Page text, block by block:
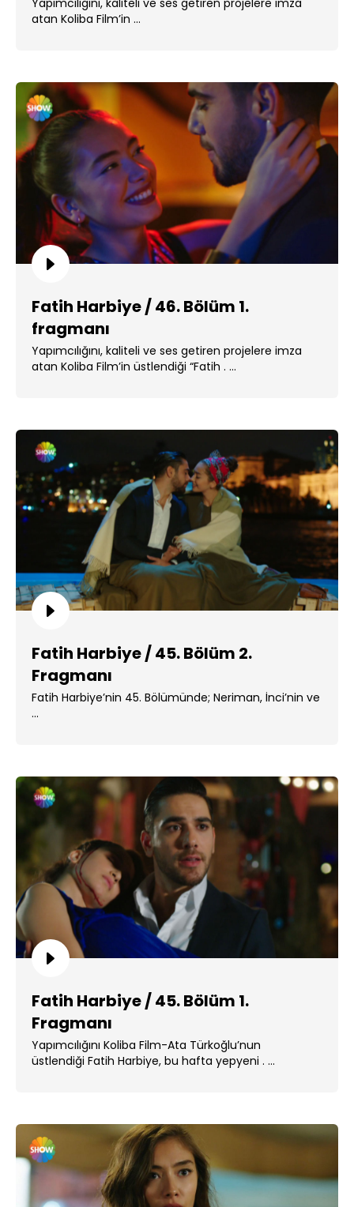
Yapımcılığını, kaliteli ve ses getiren projelere imza
atan Koliba Film’in ...
Fatih Harbiye / 46. Bölüm 1.
fragmanı
Yapımcılığını, kaliteli ve ses getiren projelere imza
atan Koliba Film’in üstlendiği “Fatih . ...
Fatih Harbiye / 45. Bölüm 2.
Fragmanı
Fatih Harbiye’nin 45. Bölümünde; Neriman, İnci’nin ve
...
Fatih Harbiye / 45. Bölüm 1.
Fragmanı
Yapımcılığını Koliba Film-Ata Türkoğlu’nun
üstlendiği Fatih Harbiye, bu hafta yepyeni . ...